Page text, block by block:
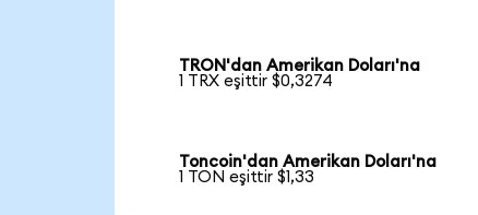
TRON'dan Amerikan Doları'na
1 TRX eşittir $0,3274
Toncoin'dan Amerikan Doları'na
1 TON eşittir $1,33